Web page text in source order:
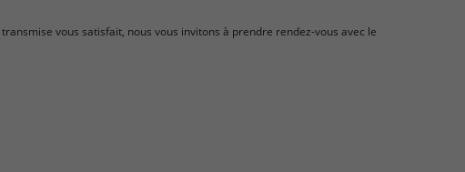
vous satisfait, nous vous invitons à prendre rendez-vous avec le